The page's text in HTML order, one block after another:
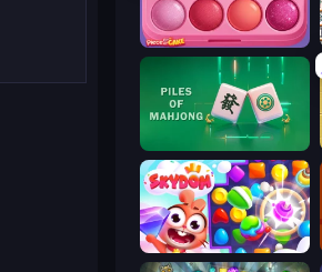
Piece of Cake: Merge and Bake
Piles of Mahjong
Skydom